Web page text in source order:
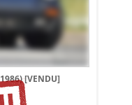
[VENDU]